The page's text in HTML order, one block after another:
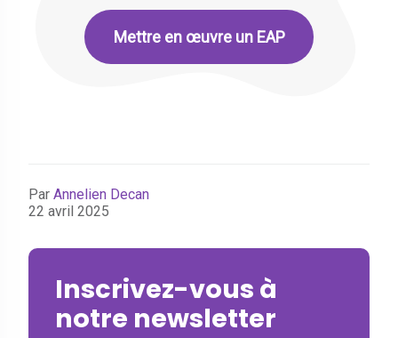
Mettre en œuvre un EAP
Par Annelien Decan
22 avril 2025
Inscrivez-vous à
notre newsletter